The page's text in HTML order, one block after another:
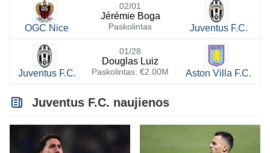
OGC Nice
02/01
Jérémie Boga
Paskolintas Juventus F.C.
Juventus F.C.
01/28
Douglas Luiz
Paskolintas: €2.00M Aston Villa F.C.
Juventus F.C. naujienos